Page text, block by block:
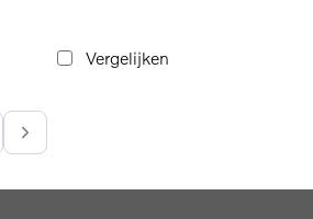
Vergelijken